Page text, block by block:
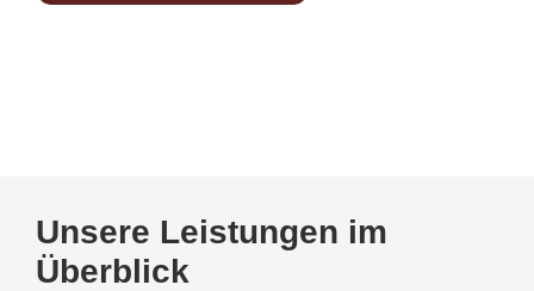
Unsere Leistungen im
Überblick